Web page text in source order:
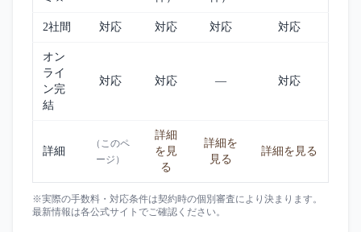
2社間 対応 対応 対応 対応
オン
ライ
ン完
結
対応 対応 — 対応
詳細
（このペ
ージ）
詳細
を見
る
詳細を
見る
詳細を見る
※実際の手数料・対応条件は契約時の個別審査により決まります。
最新情報は各公式サイトでご確認ください。